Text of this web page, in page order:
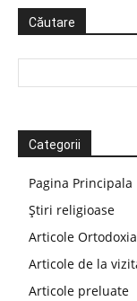
Căutare
Categorii
Pagina Principala
Știri religioase
Articole
Articole de la
Articole preluate